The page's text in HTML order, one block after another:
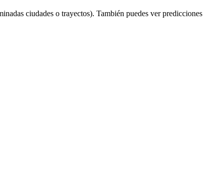
ciudades o trayectos). También puedes ver predicciones